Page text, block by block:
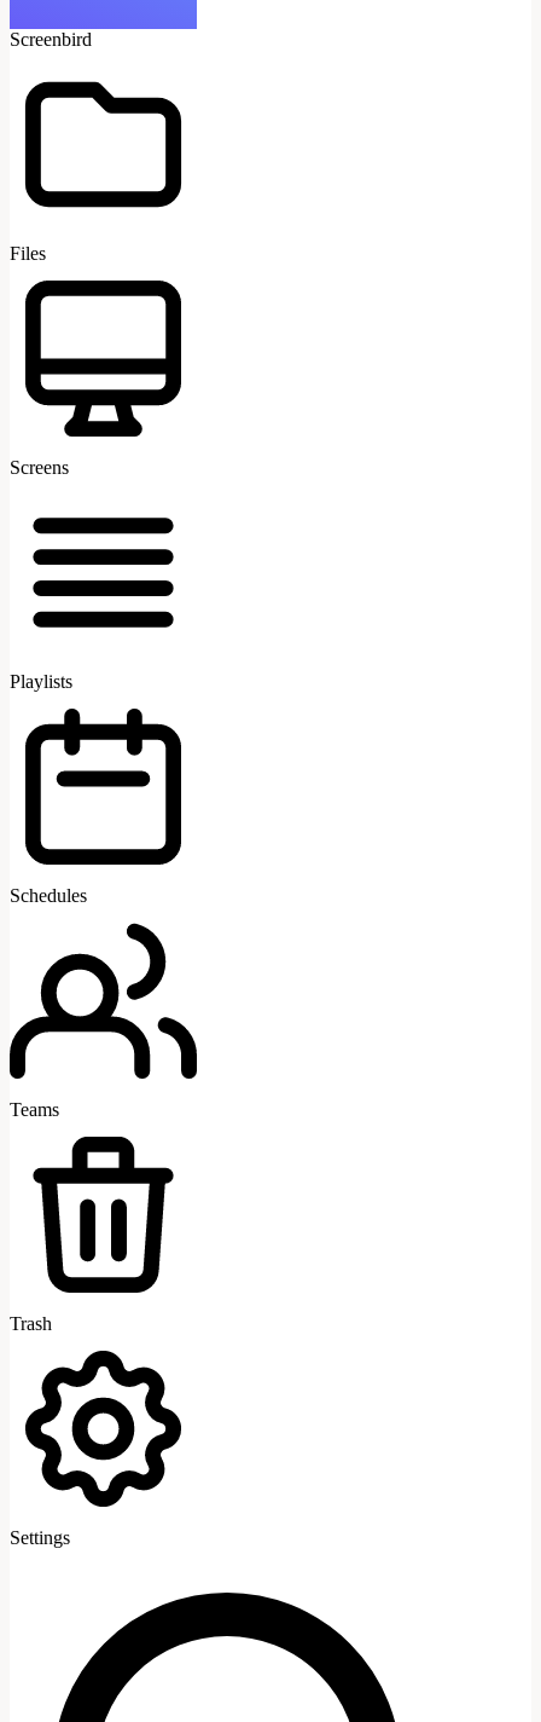
Screenbird
Files
Screens
Playlists
Schedules
Teams
Trash
Settings